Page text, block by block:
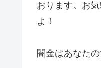
おります。お
よ！
闇金はあなた